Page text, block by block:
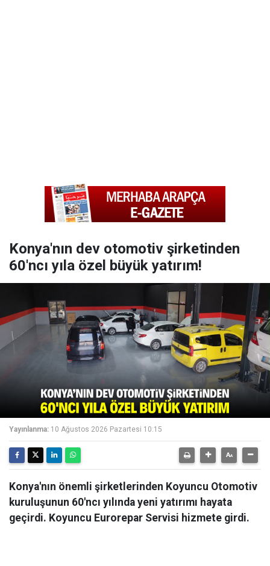
Konya'nın dev otomotiv şirketinden
60'ncı yıla özel büyük yatırım!
Yayınlanma: 10 Ağustos 2026 Pazartesi 10:15
Konya'nın önemli şirketlerinden Koyuncu Otomotiv
kuruluşunun 60'ncı yılında yeni yatırımı hayata
geçirdi. Koyuncu Eurorepar Servisi hizmete girdi.